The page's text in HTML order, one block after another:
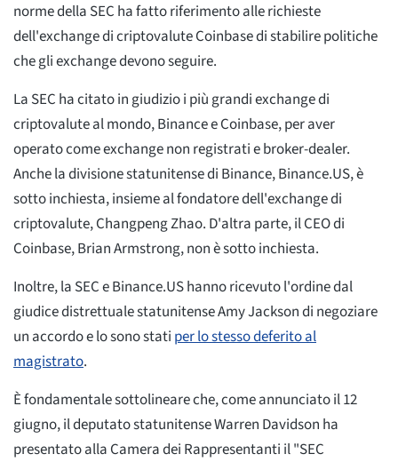
norme della SEC ha fatto riferimento alle richieste
dell'exchange di criptovalute Coinbase di stabilire politiche
che gli exchange devono seguire.
La SEC ha citato in giudizio i più grandi exchange di
criptovalute al mondo, Binance e Coinbase, per aver
operato come exchange non registrati e broker-dealer.
Anche la divisione statunitense di Binance, Binance.US, è
sotto inchiesta, insieme al fondatore dell'exchange di
criptovalute, Changpeng Zhao. D'altra parte, il CEO di
Coinbase, Brian Armstrong, non è sotto inchiesta.
Inoltre, la SEC e Binance.US hanno ricevuto l'ordine dal
giudice distrettuale statunitense Amy Jackson di negoziare
un accordo e lo sono stati per lo stesso deferito al
magistrato.
È fondamentale sottolineare che, come annunciato il 12
giugno, il deputato statunitense Warren Davidson ha
presentato alla Camera dei Rappresentanti il "SEC